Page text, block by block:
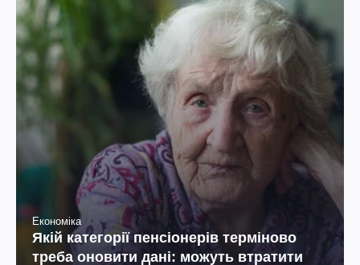
Економіка
Якій категорії пенсіонерів терміново
треба оновити дані: можуть втратити